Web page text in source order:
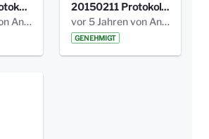
20150305 Protokoll Bismarckplatz _UrbanG_01.pdf
vor 5 Jahren von Anni Schlumberger
20150211 Protokoll Bismarckplatz_Jugend_02b.pdf
vor 5 Jahren von Anni Schlumberger
GENEHMIGT